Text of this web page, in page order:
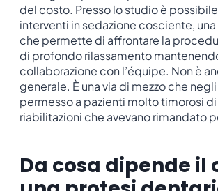
del costo. Presso lo studio è
interventi in sedazione cosciente,
che permette di affrontare la
di profondo rilassamento
collaborazione con l’équipe. Non è
generale. È una via di mezzo che negli
permesso a pazienti molto timorosi
riabilitazioni che avevano rimandato
Da cosa dipende il